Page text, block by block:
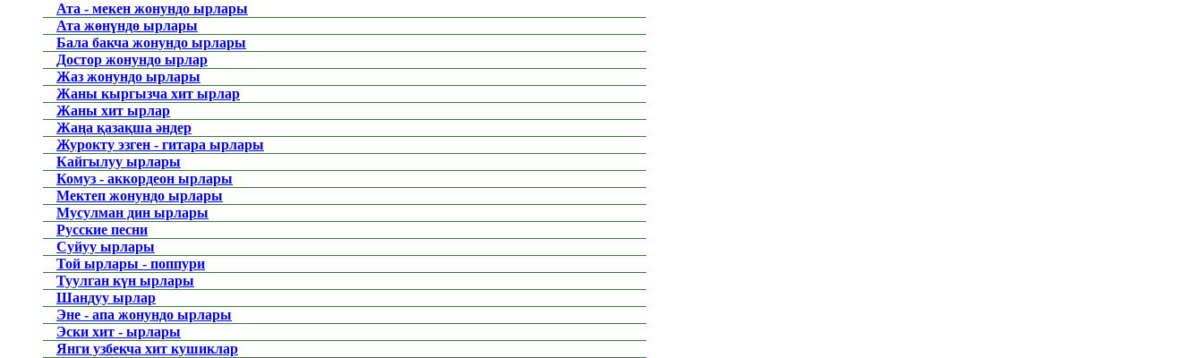
Ата - мекен жонундо ырлары
Ата жөнүндө ырлары
Бала бакча жонундо ырлары
Достор жонундо ырлар
Жаз жонундо ырлары
Жаны кыргызча хит ырлар
Жаны хит ырлар
Жаңа қазақша әндер
Журокту эзген - гитара ырлары
Кайгылуу ырлары
Комуз - аккордеон ырлары
Мектеп жонундо ырлары
Мусулман дин ырлары
Русские песни
Суйуу ырлары
Той ырлары - поппури
Туулган күн ырлары
Шандуу ырлар
Эне - апа жонундо ырлары
Эски хит - ырлары
Янги узбекча хит кушиклар